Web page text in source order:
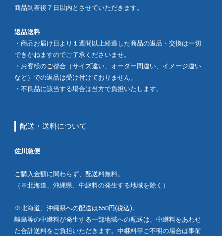
商品到着後７日以内とさせていただきます。
返品送料
・商品お届け日より１週間以上経過した商品の返品・交換は一切
できかねますのでご了承くださいませ。
・お客様のご都合（サイズ違い、オーダー間違い、イメージ違い
など）での返品は受け付けておりません。
・不良品に該当する場合は当方で負担いたします。
配送・送料について
佐川急便
ご購入金額に関わらず、配送料無料。
（※北海道、沖縄県、中継料の発生する地域を除く）
※北海道、沖縄県への配送は550円(税込)。
離島等の中継料が発生する一部地域への配送は、中継料をあわせ
た合計送料をご負担いただきます。中継料等ご不明の場合は事前